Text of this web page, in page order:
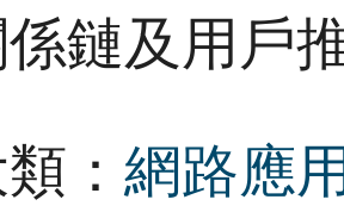
係鏈及用戶
： 網路應